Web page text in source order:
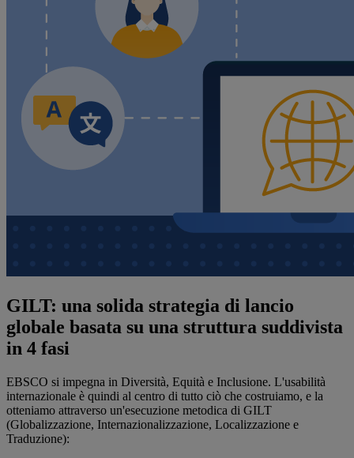
GILT: una solida strategia di lancio
globale basata su una struttura suddivista
in 4 fasi
EBSCO si impegna in Diversità, Equità e Inclusione. L'usabilità
internazionale è quindi al centro di tutto ciò che costruiamo, e la
otteniamo attraverso un'esecuzione metodica di GILT
(Globalizzazione, Internazionalizzazione, Localizzazione e
Traduzione):